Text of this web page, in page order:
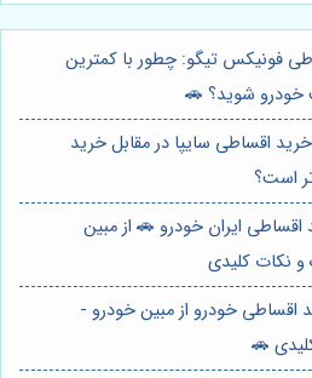
فونیکس تیگو: چطور با کمترین
شوید؟ 🚗
اقساطی سایپا در مقابل خرید
است؟
اقساطی ایران خودرو 🚗 از مبین
و نکات کلیدی
اقساطی خودرو از مبین خودرو -
🚗